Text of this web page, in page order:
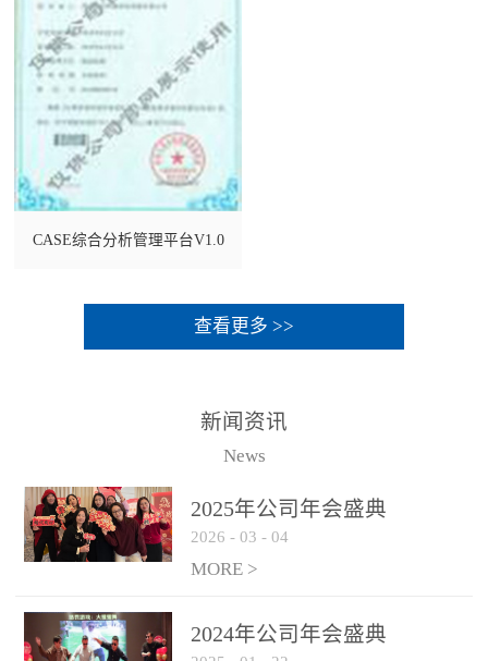
CASE综合分析管理平台V1.0
查看更多 >>
新闻资讯
News
2025年公司年会盛典
2026 - 03 - 04
MORE >
2024年公司年会盛典